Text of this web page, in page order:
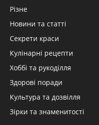
Різне
Новини та статті
Секрети краси
Кулінарні рецепти
Хоббі та рукоділля
Здорові поради
Культура та дозвілля
Зірки та знаменитості